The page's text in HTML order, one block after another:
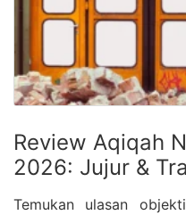
Review Aqiqah
2026: Jujur &
Temukan ulasan